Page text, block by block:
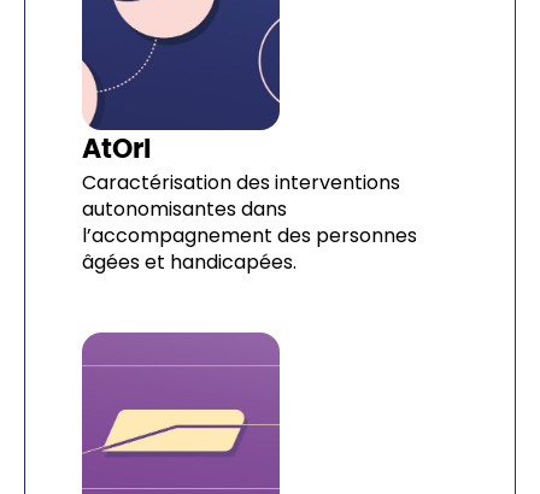
AtOrI
Caractérisation des interventions
autonomisantes dans
l’accompagnement des personnes
âgées et handicapées.